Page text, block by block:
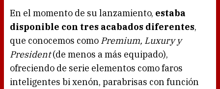
En el momento de su lanzamiento, estaba
disponible con tres acabados diferentes,
que conocemos como Premium, Luxury y
President(de menos a más equipado),
ofreciendo de serie elementos como faros
inteligentes bi xenón, parabrisas con función